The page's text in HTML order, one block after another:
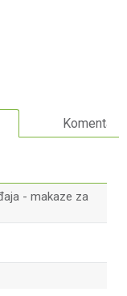
Komentari
- makaze za